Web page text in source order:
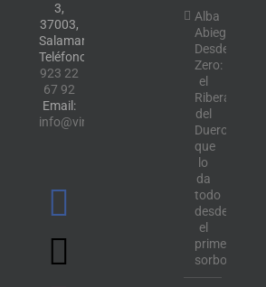
3,
37003,
Salamanca.
Teléfono:
923 22
67 92
Email:
info@vinotecalavendimia.es
Alba
Abiega
Desde
Zero:
el
Ribera
del
Duero
que
lo
da
todo
desde
el
primer
sorbo